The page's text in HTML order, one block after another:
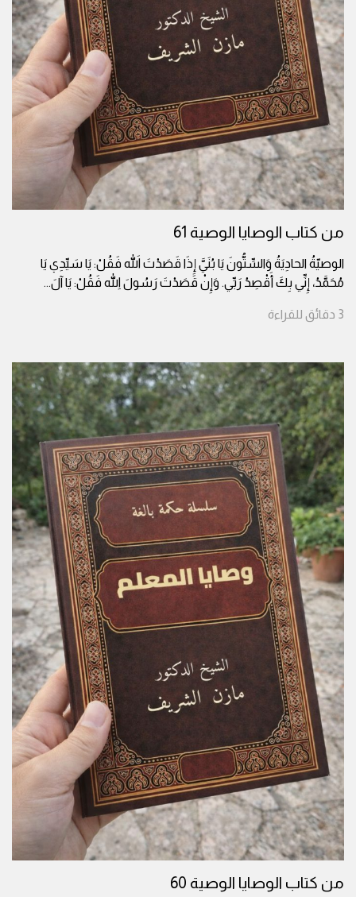
من كتاب الوصايا الوصية 61
الوصيّةُ الحادِيَةُ وَالسِّتُّونَ يَا بُنَيَّ إِذَا قَصَدْتَ اللهَ فَقُلْ: يَا سَيِّدِي يَا
مُحَمَّدُ، إِنِّي بِكَ أَقْصِدُ رَبِّي. وَإِنْ قَصَدْتَ رَسُولَ اللهِ فَقُلْ: يَا آلَ...
3 دقائق للقراءة
من كتاب الوصايا الوصية 60